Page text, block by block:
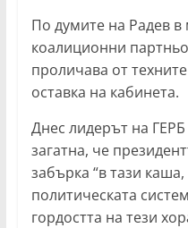
По думите на Радев
коалиционни
проличава от
оставка на кабинета.
Днес лидерът на
загатна, че
забърка “в тази
политическата
гордостта на тези